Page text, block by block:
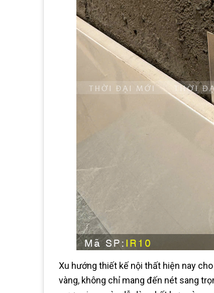
Xu hướng thiết kế nội thất hiện nay
vàng, không chỉ mang đến nét sang